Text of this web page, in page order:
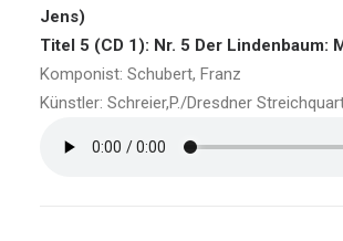
Jens)
Titel 5 (CD 1): Nr. 5 Der Lindenbaum:
Komponist: Schubert, Franz
Künstler: Schreier,P./Dresdner